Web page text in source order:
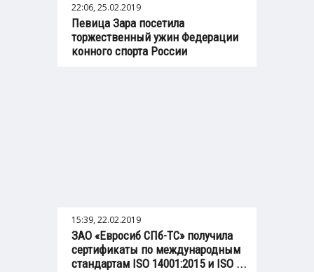
22:06, 25.02.2019
Певица Зара посетила
торжественный ужин Федерации
конного спорта России
15:39, 22.02.2019
ЗАО «Евросиб СПб-ТС» получила
сертификаты по международным
стандартам ISO 14001:2015 и ISO ...